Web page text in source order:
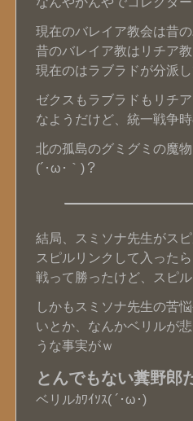
現在のバレイア教会は昔
昔のバレイア教はリチア
現在のはラブラドが分派
ゼクスもラブラドもリチ
なようだけど、統一戦争
北の孤島のグミグミの魔
(´･ω･｀)？
結局、スミソナ先生がス
スピルリンクして入ったら
戦って勝ったけど、スピ
しかもスミソナ先生の苦
いとか、なんかベリルが
うな事実がｗ
とんでもない糞野郎
ベリルｶﾜｲｿｽ( ´･ω･)